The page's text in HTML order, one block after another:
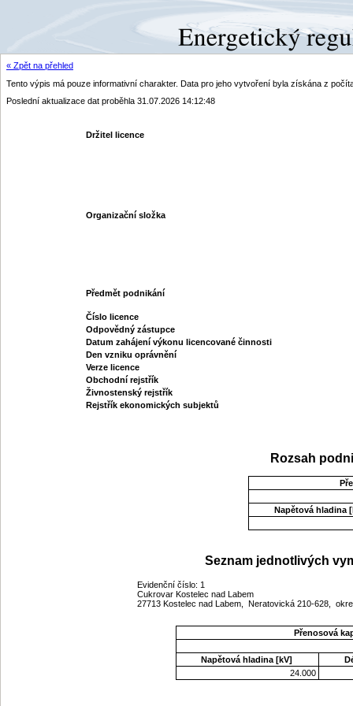
« Zpět na přehled
Tento výpis má pouze informativní charakter. Data pro jeho vytvoření byla získána z
Poslední aktualizace dat proběhla 31.07.2026 14:12:48
Držitel licence
Organizační složka
Předmět podnikání
Číslo licence
Odpovědný zástupce
Datum zahájení výkonu licencované činnosti
Den vzniku oprávnění
Verze licence
Obchodní rejstřík
Živnostenský rejstřík
Rejstřík ekonomických subjektů
Rozsah
Napětová hladina
Seznam jednotlivých
Evidenční číslo: 1
Cukrovar Kostelec nad Labem
27713 Kostelec nad Labem, Neratovická 210-628,
Přenosová
Napětová hladina [kV]
24.000